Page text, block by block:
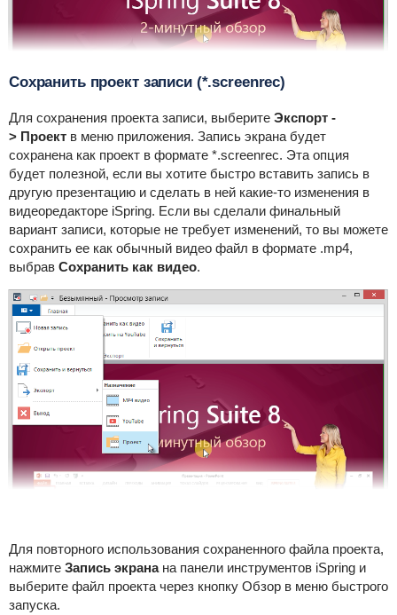
Сохранить проект записи (*.screenrec)
Для сохранения проекта записи, выберите Экспорт -
> Проектв меню приложения. Запись экрана будет
сохранена как проект в формате *.screenrec. Эта опция
будет полезной, если вы хотите быстро вставить запись в
другую презентацию и сделать в ней какие-то изменения в
видеоредакторе iSpring. Если вы сделали финальный
вариант записи, которые не требует изменений, то вы можете
сохранить ее как обычный видео файл в формате .mp4,
выбрав Сохранить как видео.
Для повторного использования сохраненного файла проекта,
нажмите Запись экранана панели инструментов iSpring и
выберите файл проекта через кнопку Обзор в меню быстрого
запуска.